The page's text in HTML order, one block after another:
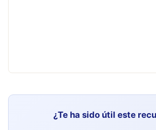
¿Te ha sido útil este